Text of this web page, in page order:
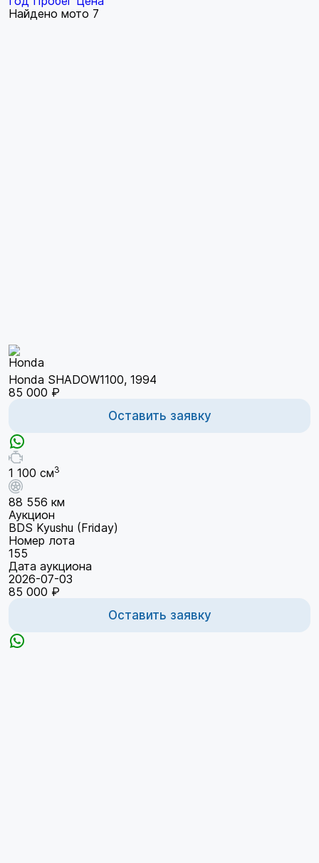
Найдено мото 7
Honda SHADOW1100, 1994
85 000 ₽
Оставить заявку
1 100 см3
88 556 км
Аукцион
BDS Kyushu (Friday)
Номер лота
155
Дата аукциона
2026-07-03
85 000 ₽
Оставить заявку